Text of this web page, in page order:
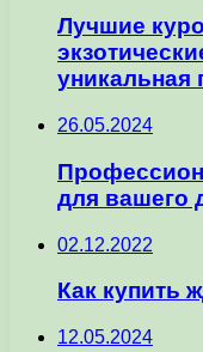
Лучшие
уникальная
26.05.2024
для вашего
02.12.2022
Как купить
12.05.2024